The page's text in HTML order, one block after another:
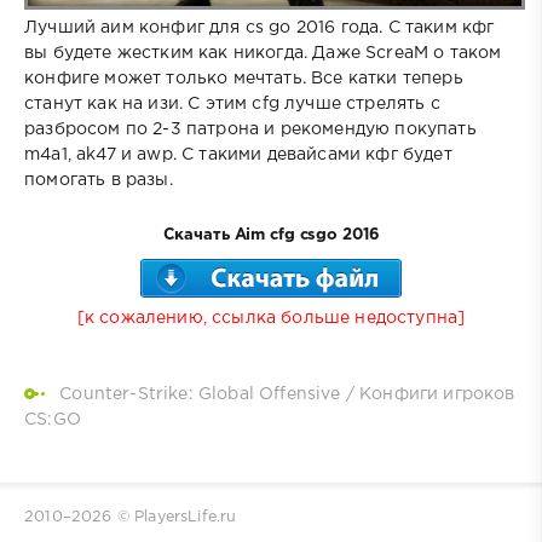
Лучший аим конфиг для cs go 2016 года. С таким кфг
вы будете жестким как никогда. Даже ScreaM о таком
конфиге может только мечтать. Все катки теперь
станут как на изи. С этим cfg лучше стрелять с
разбросом по 2-3 патрона и рекомендую покупать
m4a1, ak47 и awp. С такими девайсами кфг будет
помогать в разы.
Скачать Aim cfg csgo 2016
[к сожалению, ссылка больше недоступна]
Counter-Strike: Global Offensive / Конфиги игроков
CS:GO
2010–2026 © PlayersLife.ru